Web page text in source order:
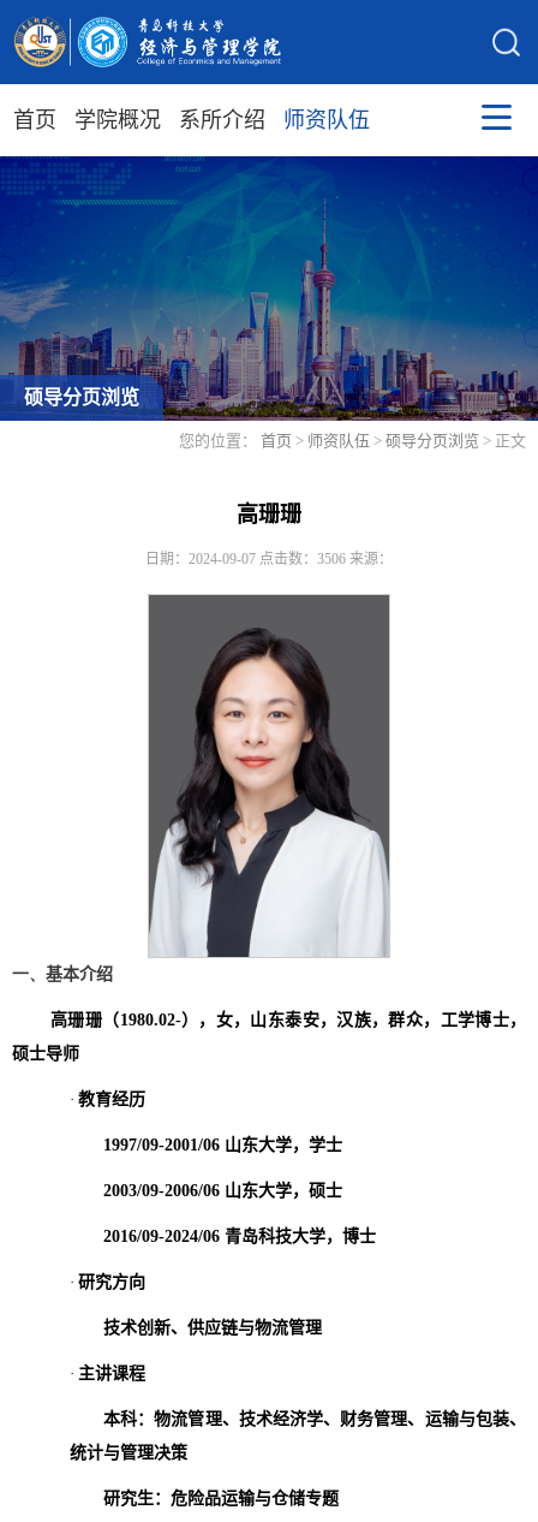
首页 学院概况 系所介绍 师资队伍
硕导分页浏览
您的位置： 首页 > 师资队伍 > 硕导分页浏览 > 正文
高珊珊
日期：2024-09-07 点击数： 3506 来源：
一、 基本介绍
高珊珊（ 1980.02-），女，山东泰安，汉族，群众，工学博士，
硕士导师
· 教育经历
1997/09-2001/06 山东大学，学士
2003/09-2006/06 山东大学，硕士
2016/09-2024/06 青岛科技大学，博士
· 研究方向
技术创新、供应链与物流管理
· 主讲课程
本科：物流管理、技术经济学、财务管理、运输与包装、
统计与管理决策
研究生：危险品运输与仓储专题